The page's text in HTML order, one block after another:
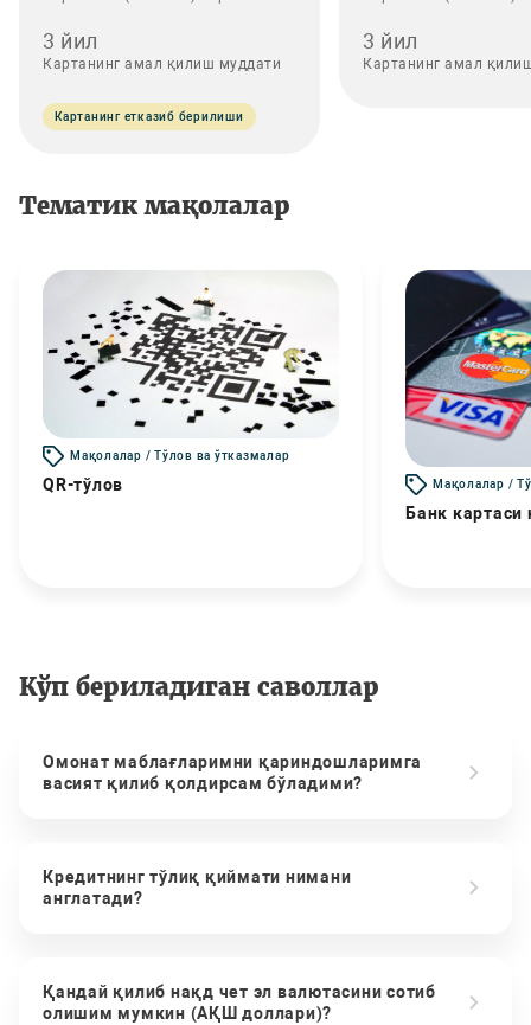
3 йил
Картанинг амал қилиш муддати
Картанинг етказиб берилиши
3 йил
Картанинг амал
Тематик мақолалар
Мақолалар / Тўлов ва ўтказмалар
QR-тўлов Мақолалар /
Банк картаси
Кўп бериладиган саволлар
Омонат маблағларимни қариндошларимга
васият қилиб қолдирсам бўладими?
Кредитнинг тўлиқ қиймати нимани
англатади?
Қандай қилиб нақд чет эл валютасини сотиб
олишим мумкин (АҚШ доллари)?